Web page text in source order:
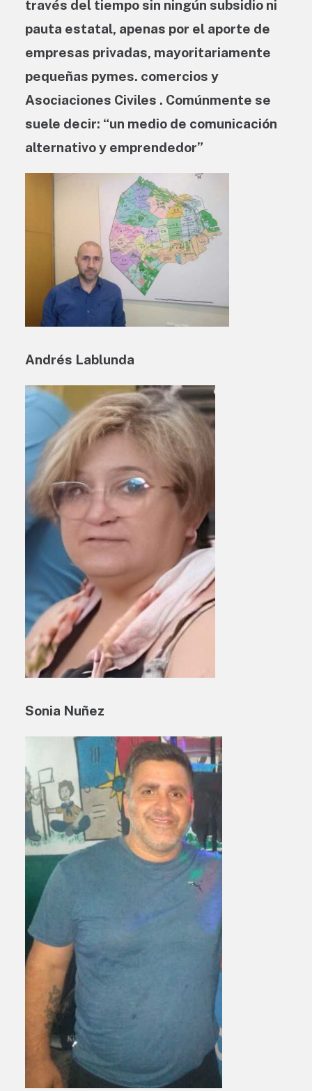
través del tiempo sin ningún subsidio ni
pauta estatal, apenas por el aporte de
empresas privadas, mayoritariamente
pequeñas pymes. comercios y
Asociaciones Civiles . Comúnmente se
suele decir: “un medio de comunicación
alternativo y emprendedor”
Andrés Lablunda
Sonia Nuñez